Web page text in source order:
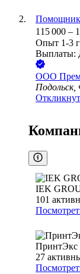
Помощник
115 000 –
Опыт 1-3
Выплаты:
ООО
Подольск,
IEK
101
ПринтЭкс
27